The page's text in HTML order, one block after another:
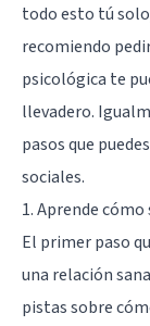
todo esto tú
recomiendo
psicológica te
llevadero.
pasos que
sociales.
1. Aprende
El primer paso
una relación
pistas sobre